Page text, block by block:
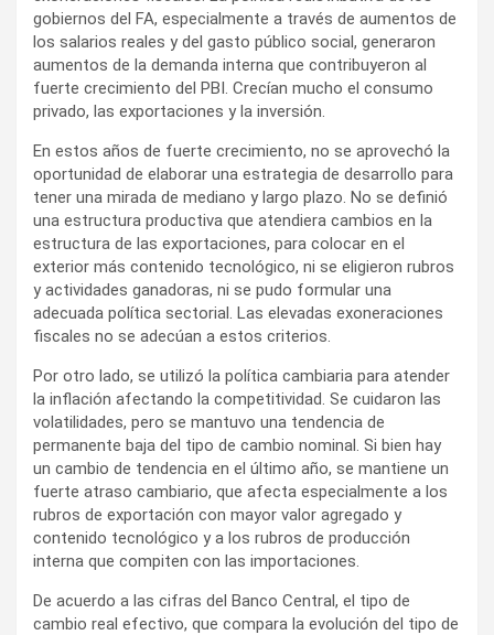
gobiernos del FA, especialmente a través de aumentos de
los salarios reales y del gasto público social, generaron
aumentos de la demanda interna que contribuyeron al
fuerte crecimiento del PBI. Crecían mucho el consumo
privado, las exportaciones y la inversión.
En estos años de fuerte crecimiento, no se aprovechó la
oportunidad de elaborar una estrategia de desarrollo para
tener una mirada de mediano y largo plazo. No se definió
una estructura productiva que atendiera cambios en la
estructura de las exportaciones, para colocar en el
exterior más contenido tecnológico, ni se eligieron rubros
y actividades ganadoras, ni se pudo formular una
adecuada política sectorial. Las elevadas exoneraciones
fiscales no se adecúan a estos criterios.
Por otro lado, se utilizó la política cambiaria para atender
la inflación afectando la competitividad. Se cuidaron las
volatilidades, pero se mantuvo una tendencia de
permanente baja del tipo de cambio nominal. Si bien hay
un cambio de tendencia en el último año, se mantiene un
fuerte atraso cambiario, que afecta especialmente a los
rubros de exportación con mayor valor agregado y
contenido tecnológico y a los rubros de producción
interna que compiten con las importaciones.
De acuerdo a las cifras del Banco Central, el tipo de
cambio real efectivo, que compara la evolución del tipo de